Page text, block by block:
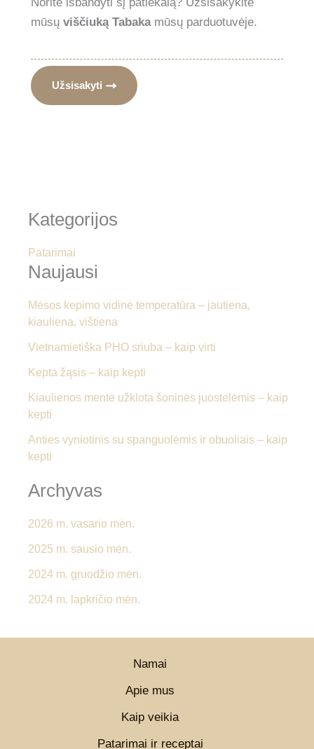
Kategorijos
Patarimai
Naujausi
Mėsos kepimo vidinė temperatūra – jautiena,
kiauliena, vištiena
Vietnamietiška PHO sriuba – kaip virti
Kepta žąsis – kaip kepti
Kiaulienos mentė užklota šoninės juostelėmis – kaip
kepti
Anties vyniotinis su spanguolėmis ir obuoliais – kaip
kepti
Archyvas
2026 m. vasario mėn.
2025 m. sausio mėn.
2024 m. gruodžio mėn.
2024 m. lapkričio mėn.
mūsų viščiuką Tabakamūsų parduotuvėje.
Užsisakyti
Namai
Apie mus
Kaip veikia
Patarimai ir receptai